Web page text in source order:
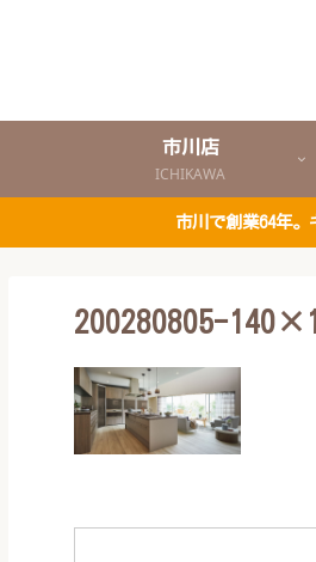
市川店
ICHIKAWA
市川で創業64年
200280805-